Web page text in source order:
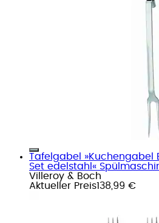
Tafelgabel »Kuchengabel
Set edelstahl«
Villeroy & Boch
Aktueller Preis138,99 €